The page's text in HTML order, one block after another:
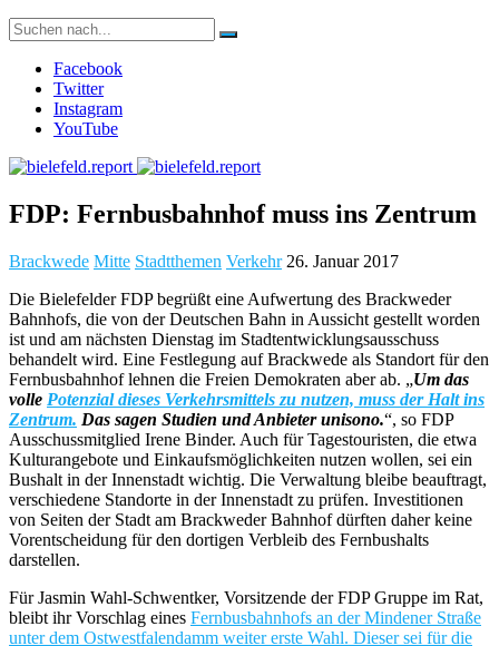
Suche
nach:
Facebook
Twitter
Instagram
YouTube
FDP: Fernbusbahnhof muss ins Zentrum
Brackwede Mitte Stadtthemen Verkehr 26. Januar 2017
Die Bielefelder FDP begrüßt eine Aufwertung des Brackweder
Bahnhofs, die von der Deutschen Bahn in Aussicht gestellt worden
ist und am nächsten Dienstag im Stadtentwicklungsausschuss
behandelt wird. Eine Festlegung auf Brackwede als Standort für den
Fernbusbahnhof lehnen die Freien Demokraten aber ab. „Um das
volle Potenzial dieses Verkehrsmittels zu nutzen, muss der Halt ins
Zentrum. Das sagen Studien und Anbieter unisono.“, so FDP
Ausschussmitglied Irene Binder. Auch für Tagestouristen, die etwa
Kulturangebote und Einkaufsmöglichkeiten nutzen wollen, sei ein
Bushalt in der Innenstadt wichtig. Die Verwaltung bleibe beauftragt,
verschiedene Standorte in der Innenstadt zu prüfen. Investitionen
von Seiten der Stadt am Brackweder Bahnhof dürften daher keine
Vorentscheidung für den dortigen Verbleib des Fernbushalts
darstellen.
Für Jasmin Wahl-Schwentker, Vorsitzende der FDP Gruppe im Rat,
bleibt ihr Vorschlag eines Fernbusbahnhofs an der Mindener Straße
unter dem Ostwestfalendamm weiter erste Wahl. Dieser sei für die